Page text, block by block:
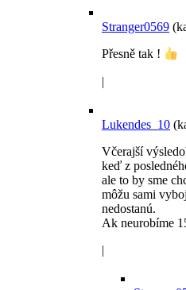
Stranger0569
Přesně tak !
|
Lukendes_10
Včerajší
keď z
ale to by sme
môžu sami
nedostanú.
Ak neurobíme
|